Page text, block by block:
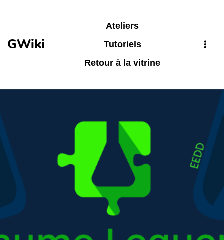
GWiki
Ateliers
Tutoriels
Retour à la vitrine